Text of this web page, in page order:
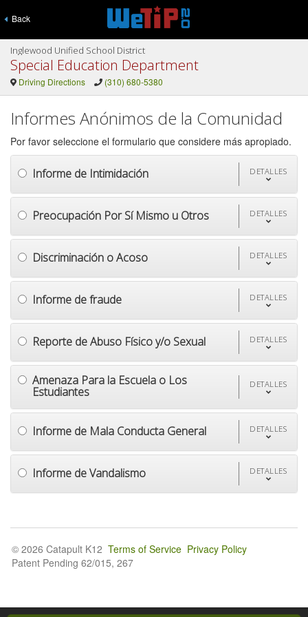
Back
Inglewood Unified School District
Special Education Department
Driving Directions (310) 680-5380
Informes Anónimos de la Comunidad
Por favor seleccione el formulario que considere más apropiado.
Informe de Intimidación DETALLES
Preocupación Por Sí Mismo u Otros DETALLES
Discriminación o Acoso DETALLES
Informe de fraude DETALLES
Reporte de Abuso Físico y/o Sexual DETALLES
Amenaza Para la Escuela o Los
Estudiantes
DETALLES
Informe de Mala Conducta General DETALLES
Informe de Vandalismo DETALLES
© 2026 Catapult K12 Terms of Service Privacy Policy
Patent Pending 62/015, 267